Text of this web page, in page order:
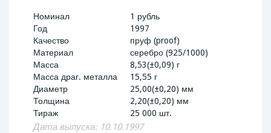
Номинал
1 рубль
Год
1997
Качество
пруф (proof)
Материал
серебро (925/1000)
Масса
8,53(±0,09) г
Масса драг. металла
15,55 г
Диаметр
25,00(±0,20) мм
Толщина
2,20(±0,20) мм
Тираж
25 000 шт.
Дата выпуска: 10.10.1997